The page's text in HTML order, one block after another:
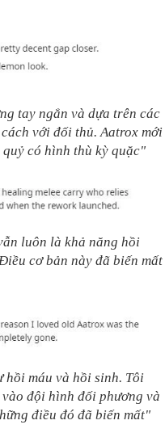
tay ngắn và dựa trên các
với đối thủ. Aatrox mới
có hình thù kỳ quặc"
luôn là khả năng hồi
cơ bản này đã biến mất
hồi máu và hồi sinh. Tôi
đội hình đối phương và
điều đó đã biến mất"